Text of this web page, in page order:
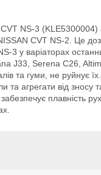
NS-3
CVT NS-2. Це
3 у варіаторах
J33, Serena C26,
та гуми, не
агрегати від зносу
плавність